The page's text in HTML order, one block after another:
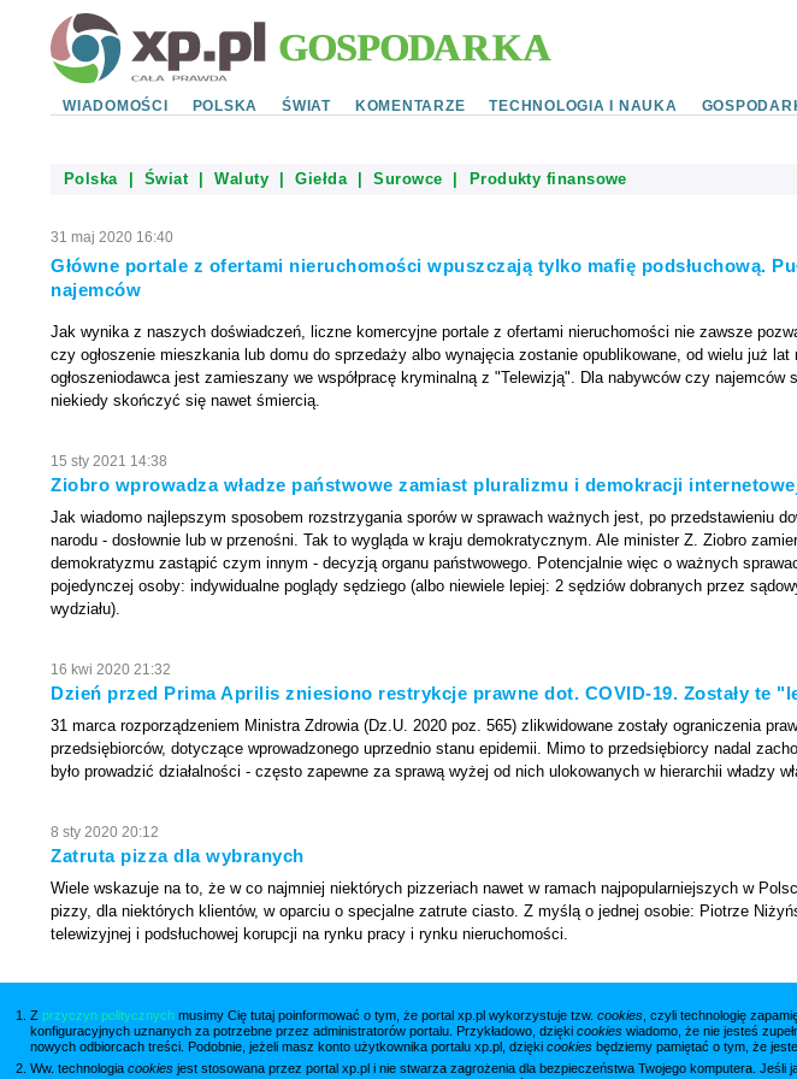
Z przyczyn politycznych musimy Cię tutaj poinformować o tym, że portal xp.pl wykorzystuje tzw. cookies , czyli technologię
konfiguracyjnych uznanych za potrzebne przez administratorów portalu. Przykładowo, dzięki cookies wiadomo, że nie jesteś
nowych odbiorcach treści. Podobnie, jeżeli masz konto użytkownika portalu xp.pl, dzięki cookies będziemy pamiętać o tym, że
Ww. technologia cookies jest stosowana przez portal xp.pl i nie stwarza zagrożenia dla bezpieczeństwa Twojego komputera.
WIADOMOŚCI POLSKA ŚWIAT KOMENTARZE TECHNOLOGIA I NAUKA
Polska| Świat|Waluty |Giełda|Surowce Produkty finansowe
31 maj 2020 16:40
Główne portale z ofertami nieruchomości wpuszczają tylko mafię podsłuchową.
najemców
Jak wynika z naszych doświadczeń, liczne komercyjne portale z ofertami nieruchomości nie zawsze
czy ogłoszenie mieszkania lub domu do sprzedaży albo wynajęcia zostanie opublikowane, od wielu już
ogłoszeniodawca jest zamieszany we współpracę kryminalną z "Telewizją". Dla nabywców czy
niekiedy skończyć się nawet śmiercią.
15 sty 2021 14:38
Ziobro wprowadza władze państwowe zamiast pluralizmu i demokracji
Jak wiadomo najlepszym sposobem rozstrzygania sporów w sprawach ważnych jest, po przedstawieniu
narodu - dosłownie lub w przenośni. Tak to wygląda w kraju demokratycznym. Ale minister Z. Ziobro
demokratyzmu zastąpić czym innym - decyzją organu państwowego. Potencjalnie więc o ważnych
pojedynczej osoby: indywidualne poglądy sędziego (albo niewiele lepiej: 2 sędziów dobranych przez
wydziału).
16 kwi 2020 21:32
Dzień przed Prima Aprilis zniesiono restrykcje prawne dot. COVID-19. Zostały te
31 marca rozporządzeniem Ministra Zdrowia (Dz.U. 2020 poz. 565) zlikwidowane zostały ograniczenia
przedsiębiorców, dotyczące wprowadzonego uprzednio stanu epidemii. Mimo to przedsiębiorcy nadal
było prowadzić działalności - często zapewne za sprawą wyżej od nich ulokowanych w hierarchii władzy
8 sty 2020 20:12
Zatruta pizza dla wybranych
Wiele wskazuje na to, że w co najmniej niektórych pizzeriach nawet w ramach najpopularniejszych w
pizzy, dla niektórych klientów, w oparciu o specjalne zatrute ciasto. Z myślą o jednej osobie: Piotrze
telewizyjnej i podsłuchowej korupcji na rynku pracy i rynku nieruchomości.
Więcej artykułów »